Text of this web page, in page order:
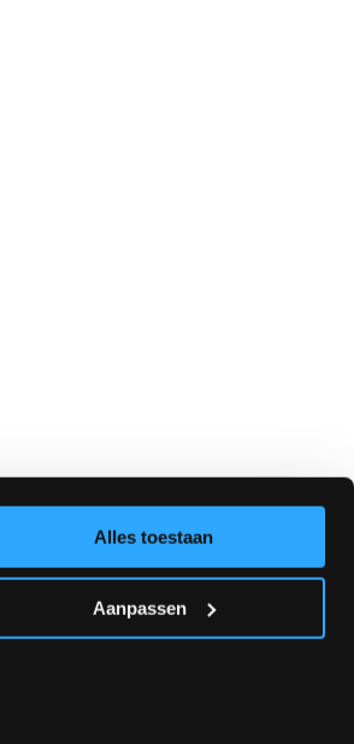
Alles toestaan
Aanpassen